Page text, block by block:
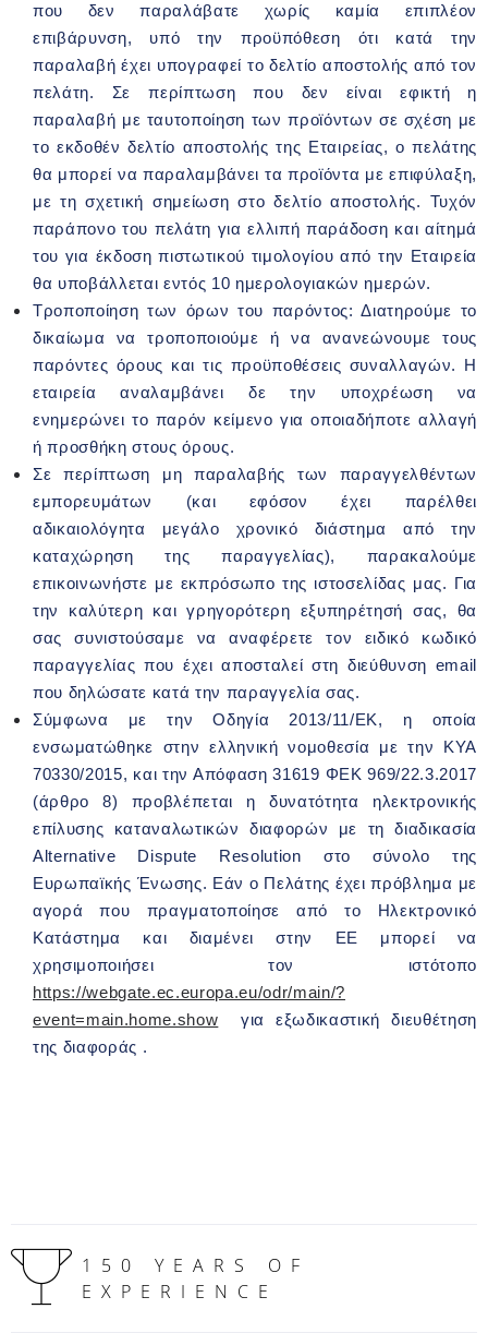
που δεν παραλάβατε χωρίς καμία επιπλέον
επιβάρυνση, υπό την προϋπόθεση ότι κατά την
παραλαβή έχει υπογραφεί το δελτίο αποστολής από τον
πελάτη. Σε περίπτωση που δεν είναι εφικτή η
παραλαβή με ταυτοποίηση των προϊόντων σε σχέση με
το εκδοθέν δελτίο αποστολής της Εταιρείας, ο πελάτης
θα μπορεί να παραλαμβάνει τα προϊόντα με επιφύλαξη,
με τη σχετική σημείωση στο δελτίο αποστολής. Τυχόν
παράπονο του πελάτη για ελλιπή παράδοση και αίτημά
του για έκδοση πιστωτικού τιμολογίου από την Εταιρεία
θα υποβάλλεται εντός 10 ημερολογιακών ημερών.
Τροποποίηση των όρων του παρόντος: Διατηρούμε το
δικαίωμα να τροποποιούμε ή να ανανεώνουμε τους
παρόντες όρους και τις προϋποθέσεις συναλλαγών. H
εταιρεία αναλαμβάνει δε την υποχρέωση να
ενημερώνει το παρόν κείμενο για οποιαδήποτε αλλαγή
ή προσθήκη στους όρους.
Σε περίπτωση μη παραλαβής των παραγγελθέντων
εμπορευμάτων (και εφόσον έχει παρέλθει
αδικαιολόγητα μεγάλο χρονικό διάστημα από την
καταχώρηση της παραγγελίας), παρακαλούμε
επικοινωνήστε με εκπρόσωπο της ιστοσελίδας μας. Για
την καλύτερη και γρηγορότερη εξυπηρέτησή σας, θα
σας συνιστούσαμε να αναφέρετε τον ειδικό κωδικό
παραγγελίας που έχει αποσταλεί στη διεύθυνση email
που δηλώσατε κατά την παραγγελία σας.
Σύμφωνα με την Οδηγία 2013/11/ΕΚ, η οποία
ενσωματώθηκε στην ελληνική νομοθεσία με την ΚΥΑ
70330/2015, και την Απόφαση 31619 ΦΕΚ 969/22.3.2017
(άρθρο 8) προβλέπεται η δυνατότητα ηλεκτρονικής
επίλυσης καταναλωτικών διαφορών με τη διαδικασία
Alternative Dispute Resolution στο σύνολο της
Ευρωπαϊκής Ένωσης. Εάν ο Πελάτης έχει πρόβλημα με
αγορά που πραγματοποίησε από το Ηλεκτρονικό
Κατάστημα και διαμένει στην ΕΕ μπορεί να
χρησιμοποιήσει τον ιστότοπο
https://webgate.ec.europa.eu/odr/main/?
event=main.home.show για εξωδικαστική διευθέτηση
της διαφοράς .
150 YEARS OF
EXPERIENCE